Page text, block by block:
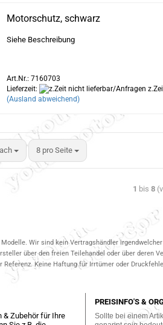
Motorschutz, schwarz
Siehe Beschreibung
Art.Nr.: 7160703
Lieferzeit:
(Ausland abweichend)
8 pro Seite
1 bis8
Wir sind kein Vertragshändler
über den freien Teilehandel oder über deren
Keine Haftung für Irrtümer oder
& Zubehör für Ihre
PREISINFO'S &
Sollte bei einem